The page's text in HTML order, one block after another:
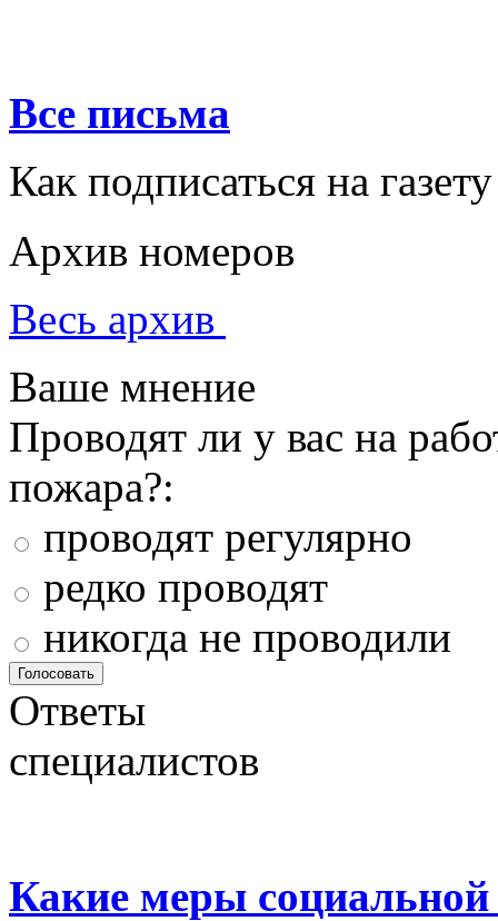
Все письма
Как подписаться на газету
Архив номеров
Весь архив
Ваше мнение
Проводят ли у вас на
пожара?:
проводят регулярно
редко проводят
никогда не проводили
Ответы
специалистов
Какие меры